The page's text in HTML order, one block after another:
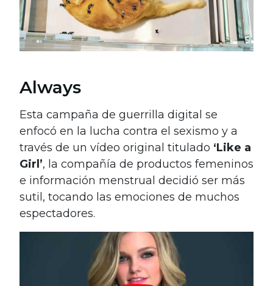
Always
Esta campaña de guerrilla digital se
enfocó en la lucha contra el sexismo y a
través de un vídeo original titulado ‘Like a
Girl’, la compañía de productos femeninos
e información menstrual decidió ser más
sutil, tocando las emociones de muchos
espectadores.